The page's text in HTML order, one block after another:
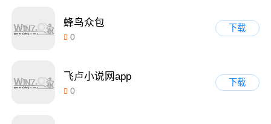
蜂鸟众包
0
下载
飞卢小说网app
0
下载